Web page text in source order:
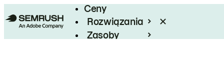
Ceny
Rozwiązania
Zasoby